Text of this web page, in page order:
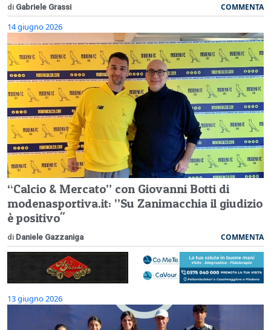
di Gabriele Grassi COMMENTA
14 giugno 2026
“Calcio & Mercato” con Giovanni Botti di
modenasportiva.it: ”Su Zanimacchia il giudizio
è positivo"
di Daniele Gazzaniga COMMENTA
13 giugno 2026